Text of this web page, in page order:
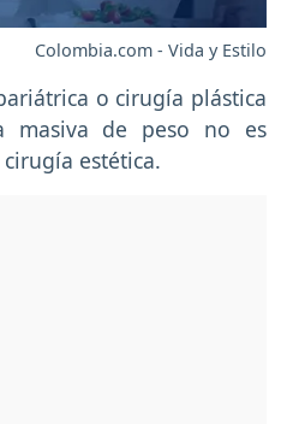
Colombia.com - Vida y Estilo
o cirugía plástica
masiva de peso no es
estética.